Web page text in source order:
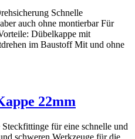
Schnelle
auch ohne montierbar Für
Dübelkappe mit
im Baustoff Mit und ohne
22mm
für eine schnelle und
schweren Werkzeuge für die